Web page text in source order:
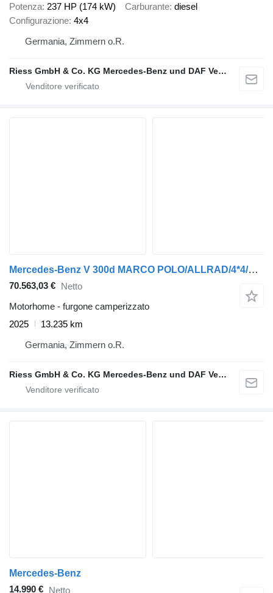
Potenza 237 HP (174 kW) Carburante diesel
Configurazione 4x4
Germania, Zimmern o.R.
Riess GmbH & Co. KG Mercedes-Benz und DAF Vertragspartner
Mercedes-Benz V 300d MARCO POLO/ALLRAD/4*4/AIRMATIC/MBUX/DISTR
70.563,03 € Netto
Motorhome - furgone camperizzato
2025
13.235 km
Germania, Zimmern o.R.
Riess GmbH & Co. KG Mercedes-Benz und DAF Vertragspartner
Mercedes-Benz
14.990 € Netto